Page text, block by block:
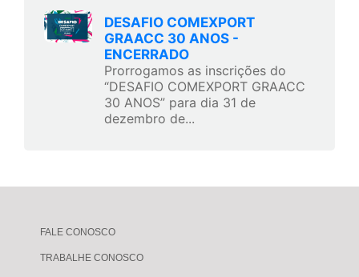
DESAFIO COMEXPORT
GRAACC 30 ANOS -
ENCERRADO
Prorrogamos as inscrições do
“DESAFIO COMEXPORT GRAACC
30 ANOS” para dia 31 de
dezembro de...
FALE CONOSCO
TRABALHE CONOSCO